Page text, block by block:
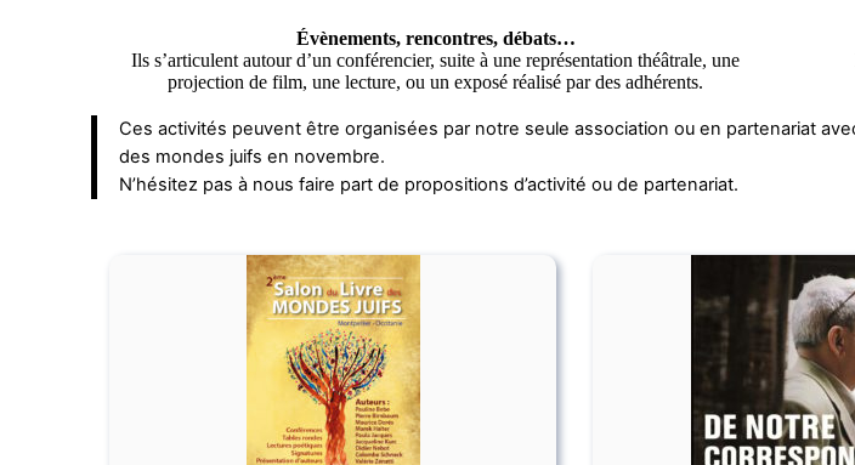
Évènements, rencontres, débats…
Ils s’articulent autour d’un conférencier, suite à une représentation théâtrale, une
projection de film, une lecture, ou un exposé réalisé par des adhérents.
Ces activités peuvent être organisées par notre seule association ou en partenariat
des mondes juifs en novembre.
N’hésitez pas à nous faire part de propositions d’activité ou de partenariat.